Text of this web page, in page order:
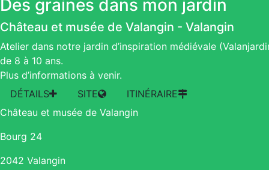
Des graines dans mon jardin
Château et musée de Valangin - Valangin
Atelier dans notre jardin d’inspiration médiévale
de 8 à 10 ans.
Plus d’informations à venir.
DÉTAILS
SITE
ITINÉRAIRE
Château et musée de Valangin
Bourg 24
2042 Valangin